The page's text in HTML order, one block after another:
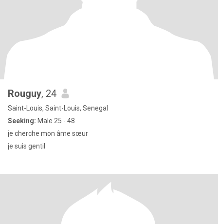
Rouguy, 24
Saint-Louis, Saint-Louis, Senegal
Seeking: Male 25 - 48
je cherche mon âme sœur
je suis gentil